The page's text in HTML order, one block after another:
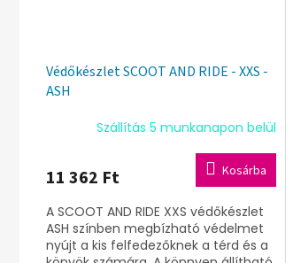
Védőkészlet SCOOT AND RIDE - XXS -
ASH
Szállítás 5 munkanapon belül
11 362 Ft Kosárba
A SCOOT AND RIDE XXS védőkészlet
ASH színben megbízható védelmet
nyújt a kis felfedezőknek a térd és a